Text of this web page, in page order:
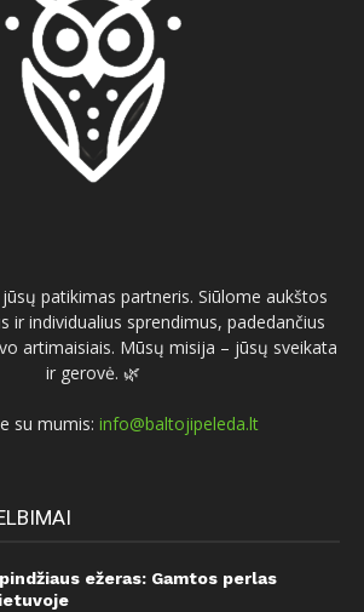
patikimas partneris. Siūlome aukštos
ir individualius sprendimus, padedančius
artimaisiais. Mūsų misija – jūsų sveikata
ir gerovė. 🌿
su mumis: info@baltojipeleda.lt
ežeras: Gamtos perlas